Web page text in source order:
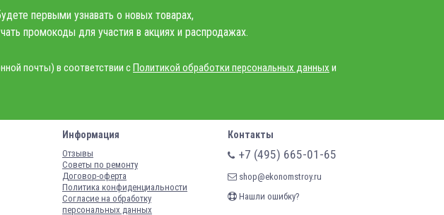
первыми узнавать о новых товарах,
промокоды для участия в акциях и распродажах.
почты) в соответствии сПолитикой обработки персональных данных и
Информация
Отзывы
Советы по ремонту
Договор-оферта
Политика конфиденциальности
Согласие на обработку
персональных данных
Контакты
+7 (495) 665-01-65
shop@ekonomstroy.ru
Нашли ошибку?